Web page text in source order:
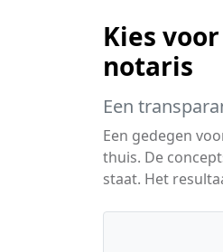
Kies
notaris
Een
Een gedegen
thuis. De
staat. Het